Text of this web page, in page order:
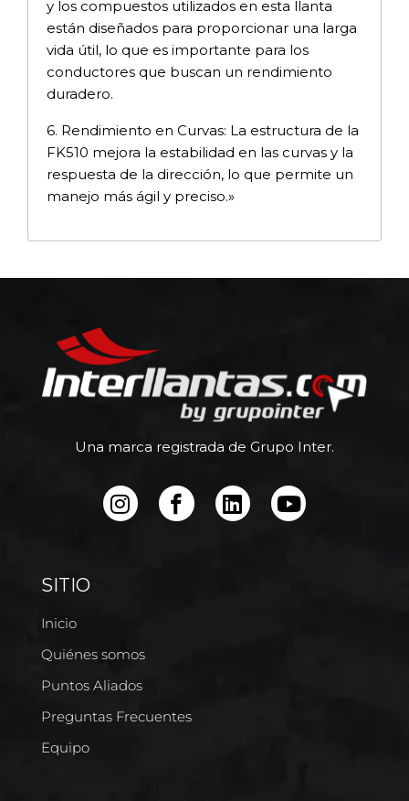
y los compuestos utilizados en esta llanta
están diseñados para proporcionar una larga
vida útil, lo que es importante para los
conductores que buscan un rendimiento
duradero.
6. Rendimiento en Curvas: La estructura de la
FK510 mejora la estabilidad en las curvas y la
respuesta de la dirección, lo que permite un
manejo más ágil y preciso.»
Una marca registrada de Grupo Inter.
SITIO
Inicio
Quiénes somos
Puntos Aliados
Preguntas Frecuentes
Equipo